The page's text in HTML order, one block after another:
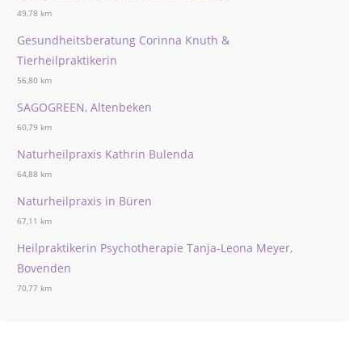
49,78 km
Gesundheitsberatung Corinna Knuth &
Tierheilpraktikerin
56,80 km
SAGOGREEN, Altenbeken
60,79 km
Naturheilpraxis Kathrin Bulenda
64,88 km
Naturheilpraxis in Büren
67,11 km
Heilpraktikerin Psychotherapie Tanja-Leona Meyer,
Bovenden
70,77 km